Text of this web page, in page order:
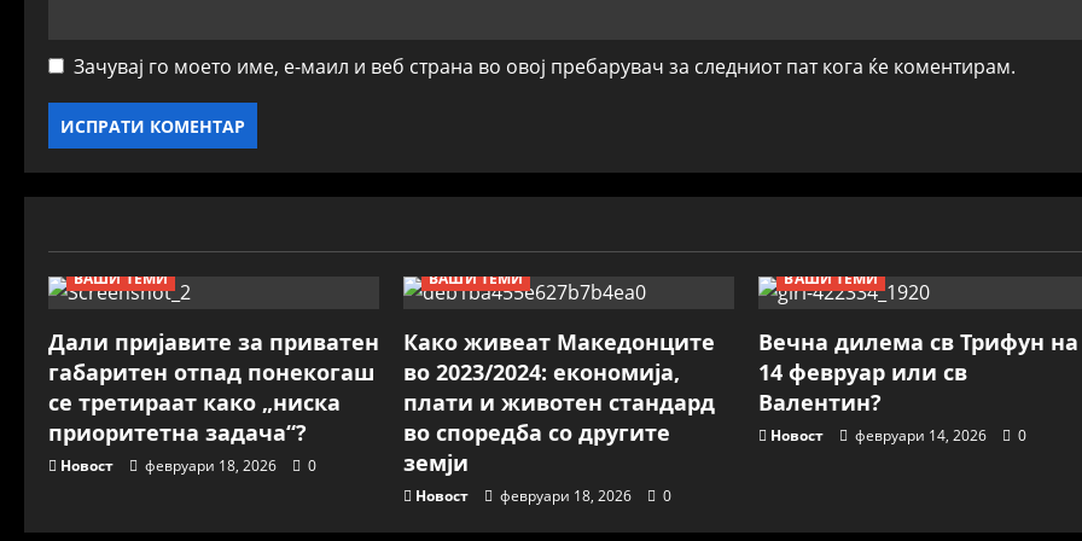
Зачувај го моето име, е-маил и веб страна во овој пребарувач за следниот пат кога ќе коментирам.
ВАШИ ТЕМИ
Дали пријавите за приватен
габаритен отпад понекогаш
се третираат како „ниска
приоритетна задача“?
Новост февруари 18, 2026 0
ВАШИ ТЕМИ
Како живеат Македонците
во 2023/2024: економија,
плати и животен стандард
во споредба со другите
земји
Новост февруари 18, 2026 0
ВАШИ ТЕМИ
Вечна дилема св Трифун на
14 февруар или св
Валентин?
Новост февруари 14, 2026 0